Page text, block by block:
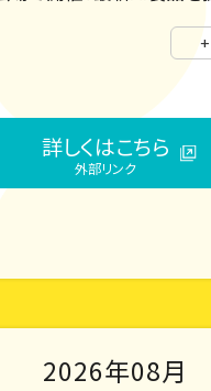
ァレンスを実施します。最
詳しくはこちら
2026年08月